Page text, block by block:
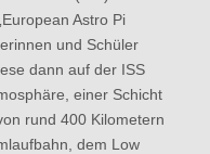
Astro Pi
und Schüler
dann auf der ISS
einer Schicht
rund 400 Kilometern
dem Low